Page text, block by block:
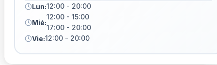
Lun:12:00 - 20:00
Mié:
12:00 - 15:00
17:00 - 20:00
Vie:12:00 - 20:00